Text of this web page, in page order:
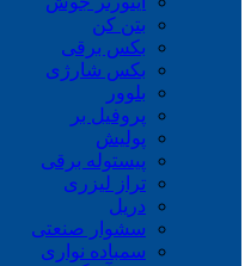
بتن کن
بکس برقی
بکس شارژی
بلوور
پروفیل بر
پولیش
پیستوله برقی
تراز لیزری
دریل
سشوار صنعتی
سمباده نواری